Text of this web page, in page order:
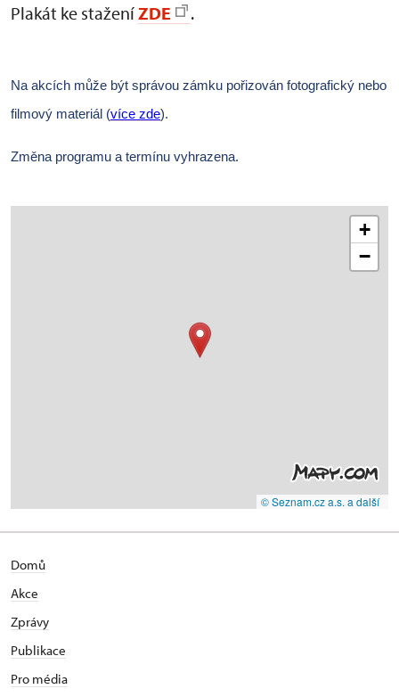
Plakát ke staženíZDE .
Na akcích může být správou zámku pořizován fotografický nebo
filmový materiál (více zde).
Změna programu a termínu vyhrazena.
+
−
© Seznam.cz a.s. a další
Domů
Akce
Zprávy
Publikace
Pro média